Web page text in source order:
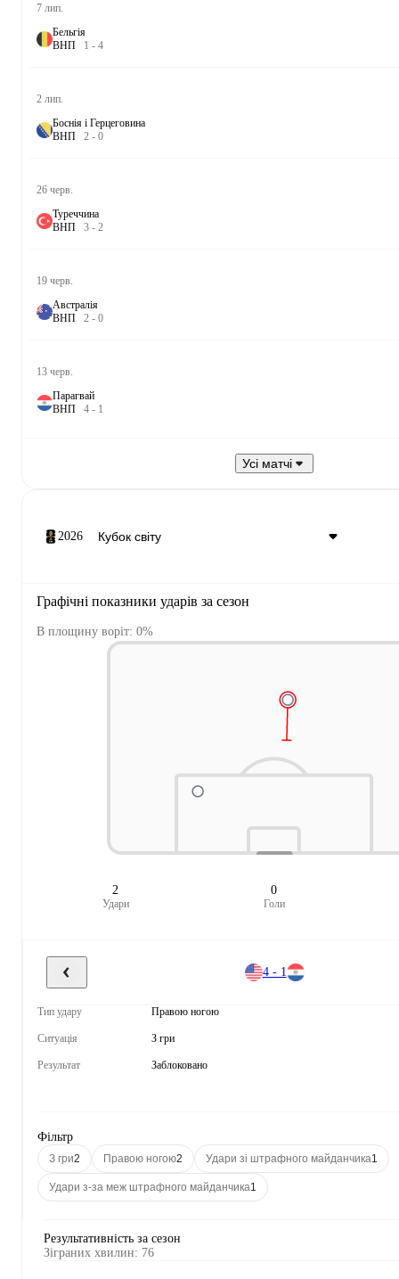
7 лип.
Бельгія
ВНП 1 - 4
2 лип.
Боснія і Герцеговина
ВНП 2 - 0
26 черв.
Туреччина
ВНП 3 - 2
19 черв.
Австралія
ВНП 2 - 0
13 черв.
Парагвай
ВНП 4 - 1
Усі матчі
2026
Графічні показники ударів за сезон
В площину воріт: 0%
2
Удари
0
Голи
4 - 1
Тип удару Правою ногою
Ситуація З гри
Результат Заблоковано
Фільтр
З гри2 Правою ногою2 Удари зі штрафного майданчика1
Удари з-за меж штрафного майданчика1
Результативність за сезон
Зіграних хвилин: 76